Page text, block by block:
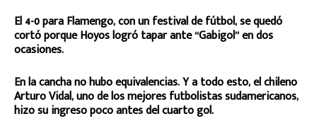
El 4-0 para Flamengo, con un festival de fútbol, se quedó
cortó porque Hoyos logró tapar ante “Gabigol” en dos
ocasiones.
En la cancha no hubo equivalencias. Y a todo esto, el chileno
Arturo Vidal, uno de los mejores futbolistas sudamericanos,
hizo su ingreso poco antes del cuarto gol.